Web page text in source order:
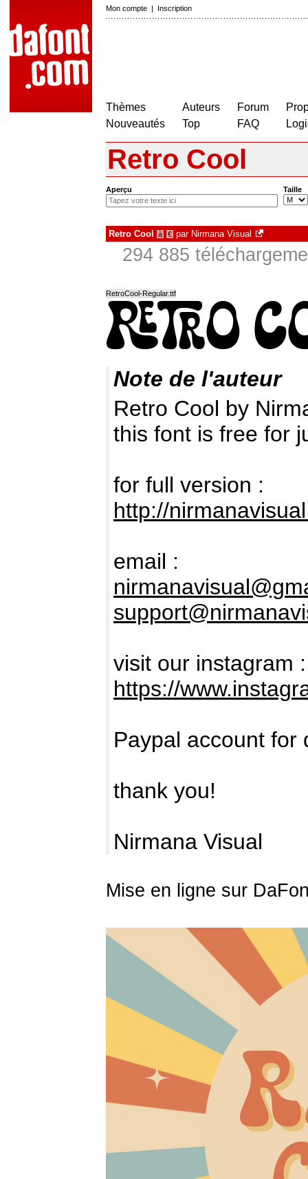
Mon compte | Inscription
Thèmes
Nouveautés
Auteurs
Top
Forum
FAQ
Retro Cool
Aperçu Taille
Retro Cool à € par Nirmana Visual
294 885
RetroCool-Regular.ttf
Note de l'auteur
Retro Cool by
this font is free for
for full version :
http://
email :
visit our instagram :
https://
Paypal account
thank you!
Nirmana Visual
Mise en ligne sur